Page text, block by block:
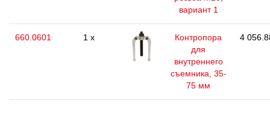
вариант 1
660.0601 1 x
Контропора
для
внутреннего
съемника, 35-
75 мм
4